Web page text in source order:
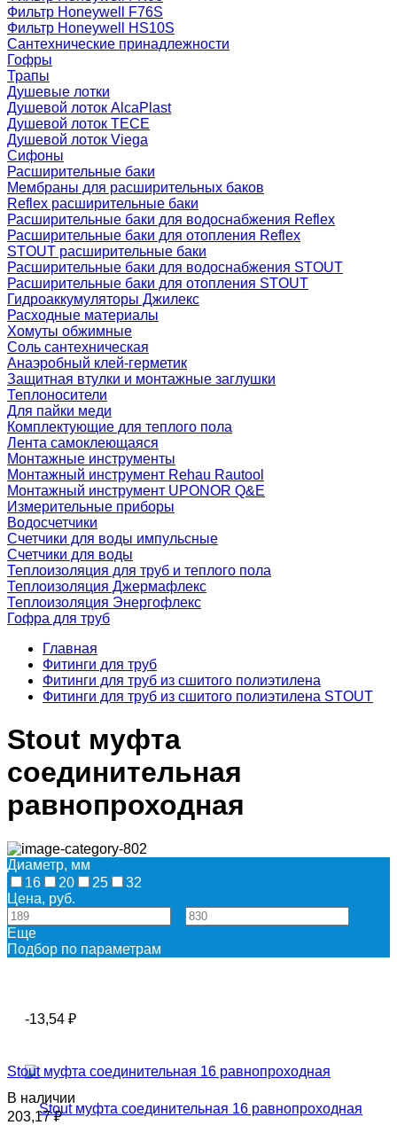
Фильтр Honeywell F76S
Фильтр Honeywell HS10S
Сантехнические принадлежности
Гофры
Трапы
Душевые лотки
Душевой лоток AlcaPlast
Душевой лоток TECE
Душевой лоток Viega
Сифоны
Расширительные баки
Мембраны для расширительных баков
Reflex расширительные баки
Расширительные баки для водоснабжения Reflex
Расширительные баки для отопления Reflex
STOUT расширительные баки
Расширительные баки для водоснабжения STOUT
Расширительные баки для отопления STOUT
Гидроаккумуляторы Джилекс
Расходные материалы
Хомуты обжимные
Соль сантехническая
Анаэробный клей-герметик
Защитная втулки и монтажные заглушки
Теплоносители
Для пайки меди
Комплектующие для теплого пола
Лента самоклеющаяся
Монтажные инструменты
Монтажный инструмент Rehau Rautool
Монтажный инструмент UPONOR Q&E
Измерительные приборы
Водосчетчики
Счетчики для воды импульсные
Счетчики для воды
Теплоизоляция для труб и теплого пола
Теплоизоляция Джермафлекс
Теплоизоляция Энергофлекс
Гофра для труб
Главная
Фитинги для труб
Фитинги для труб из сшитого полиэтилена
Фитинги для труб из сшитого полиэтилена STOUT
Stout муфта
соединительная
равнопроходная
Диаметр, мм
16
20 25
32
Цена, руб.
Еще
Подбор по параметрам
-13,54 ₽
Stout муфта соединительная 16 равнопроходная
В наличии
203,17₽